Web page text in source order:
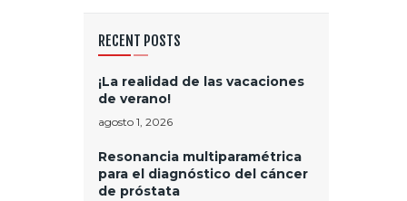
RECENT POSTS
¡La realidad de las vacaciones
de verano!
agosto 1, 2026
Resonancia multiparamétrica
para el diagnóstico del cáncer
de próstata